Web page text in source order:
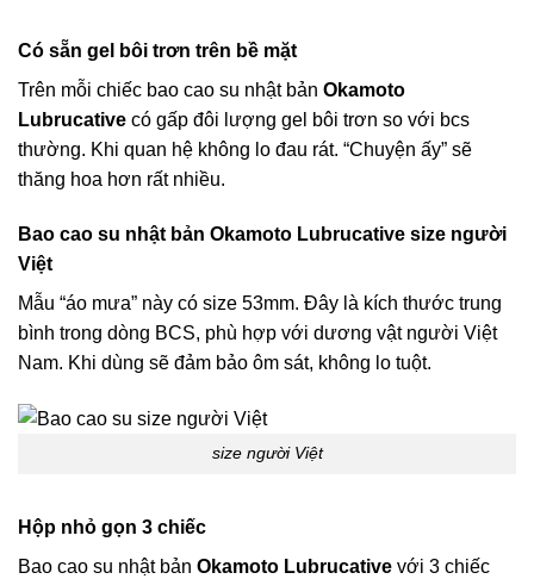
Có sẵn gel bôi trơn trên bề mặt
Trên mỗi chiếc bao cao su nhật bản Okamoto
Lubrucative có gấp đôi lượng gel bôi trơn so với bcs
thường. Khi quan hệ không lo đau rát. “Chuyện ấy” sẽ
thăng hoa hơn rất nhiều.
Bao cao su nhật bản Okamoto Lubrucative size người
Việt
Mẫu “áo mưa” này có size 53mm. Đây là kích thước trung
bình trong dòng BCS, phù hợp với dương vật người Việt
Nam. Khi dùng sẽ đảm bảo ôm sát, không lo tuột.
size người Việt
Hộp nhỏ gọn 3 chiếc
Bao cao su nhật bản Okamoto Lubrucative với 3 chiếc